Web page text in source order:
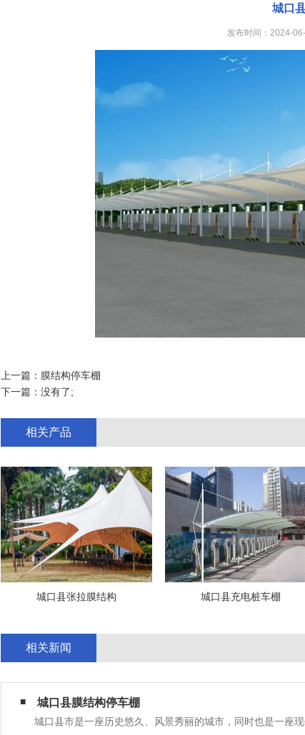
城口
发布时间：2024-
上一篇： 膜结构停车棚
下一篇：没有了;
相关产品
城口县张拉膜结构 城口县充电桩车棚
相关新闻
城口县膜结构停车棚
城口县市是一座历史悠久、风景秀丽的城市，同时也是一座